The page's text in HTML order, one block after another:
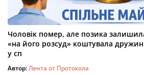
Чоловік помер, але позика
«на його розсуд» коштувала
у сп
Автор:Лента от Протокола